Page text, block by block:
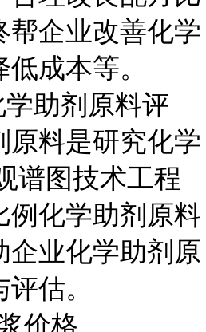
帮企业改善化学
成本等。
助剂原料评
原料是研究化学
谱图技术工程
例化学助剂原料
企业化学助剂原
估。